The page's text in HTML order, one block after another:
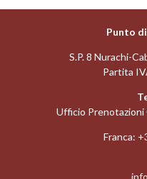
Punto
S.P. 8 Nurachi-
Partita
Ufficio Prenotazioni
Franca: